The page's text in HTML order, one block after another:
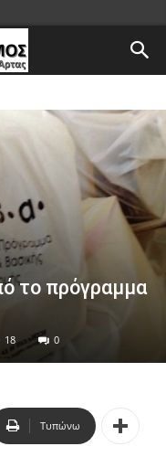
το πρόγραμμα
18 0
Τυπώνω